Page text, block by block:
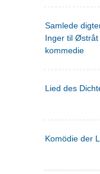
Samlede
Inger til
kommedie
Lied des
Komödie der